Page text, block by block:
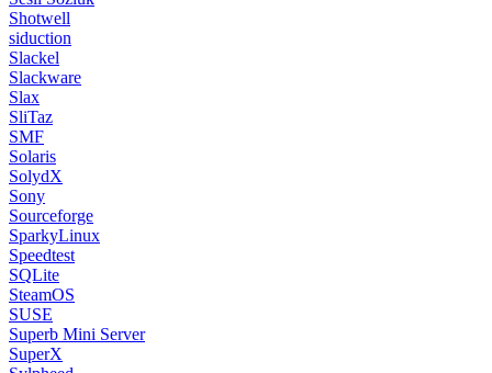
Shotwell
siduction
Slackel
Slackware
Slax
SliTaz
SMF
Solaris
SolydX
Sony
Sourceforge
SparkyLinux
Speedtest
SQLite
SteamOS
SUSE
Superb Mini Server
SuperX